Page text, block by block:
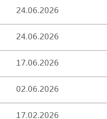
24.06.2026
24.06.2026
17.06.2026
02.06.2026
17.02.2026